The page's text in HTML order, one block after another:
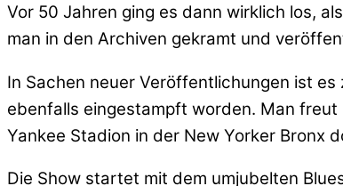
Vor 50 Jahren ging es dann wirklich los,
man in den Archiven gekramt und
In Sachen neuer Veröffentlichungen ist
ebenfalls eingestampft worden. Man freut
Yankee Stadion in der New Yorker Bronx
Die Show startet mit dem umjubelten